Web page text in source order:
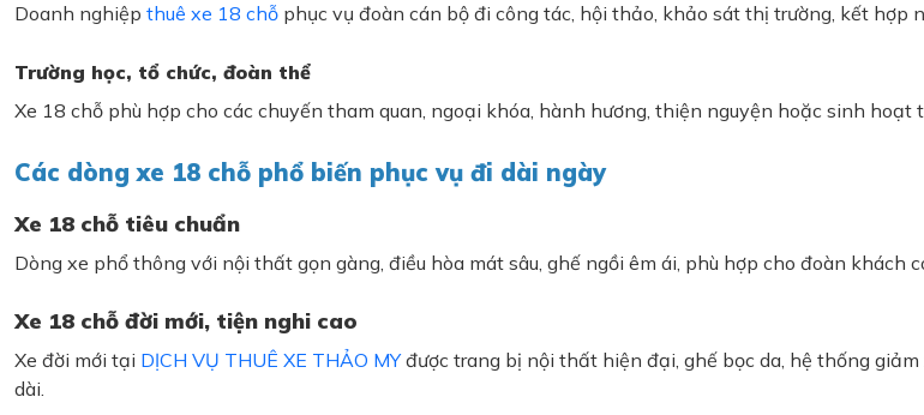
Doanh nghiệp thuê xe 18 chỗ phục vụ đoàn cán bộ đi công tác, hội thảo, khảo sát thị trường, kết hợp
Trường học, tổ chức, đoàn thể
Xe 18 chỗ phù hợp cho các chuyến tham quan, ngoại khóa, hành hương, thiện nguyện hoặc sinh hoạt
Các dòng xe 18 chỗ phổ biến phục vụ đi dài ngày
Xe 18 chỗ tiêu chuẩn
Dòng xe phổ thông với nội thất gọn gàng, điều hòa mát sâu, ghế ngồi êm ái, phù hợp cho đoàn khách
Xe 18 chỗ đời mới, tiện nghi cao
Xe đời mới tại DỊCH VỤ THUÊ XE THẢO MYđược trang bị nội thất hiện đại, ghế bọc da, hệ thống
dài.